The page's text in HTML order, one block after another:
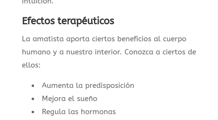
Efectos terapéuticos
La amatista aporta ciertos beneficios al cuerpo
humano y a nuestro interior. Conozca a ciertos de
ellos:
Aumenta la predisposición
Mejora el sueño
Regula las hormonas